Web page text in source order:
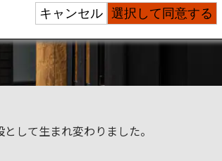
して生まれ変わりました。
選択して同意する
キャンセル